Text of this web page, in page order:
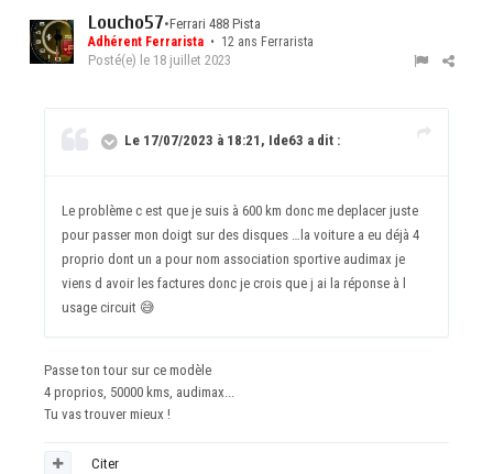
Loucho57•Ferrari 488 Pista
Adhérent Ferrarista • 12 ans Ferrarista
Posté(e) le 18 juillet 2023
Le 17/07/2023 à 18:21, Ide63 a dit :
Le problème c est que je suis à 600 km donc me deplacer juste
pour passer mon doigt sur des disques …la voiture a eu déjà 4
proprio dont un a pour nom association sportive audimax je
viens d avoir les factures donc je crois que j ai la réponse à l
usage circuit 😅
Passe ton tour sur ce modèle
4 proprios, 50000 kms, audimax...
Tu vas trouver mieux !
Citer